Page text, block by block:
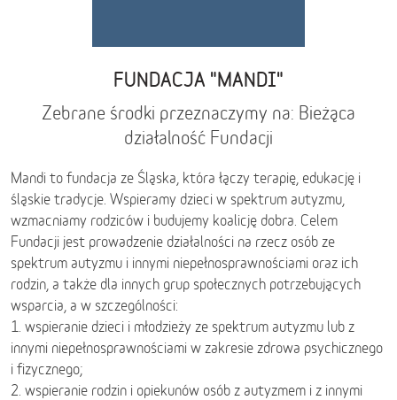
FUNDACJA "MANDI"
Zebrane środki przeznaczymy na: Bieżąca
działalność Fundacji
Mandi to fundacja ze Śląska, która łączy terapię, edukację i
śląskie tradycje. Wspieramy dzieci w spektrum autyzmu,
wzmacniamy rodziców i budujemy koalicję dobra. Celem
Fundacji jest prowadzenie działalności na rzecz osób ze
spektrum autyzmu i innymi niepełnosprawnościami oraz ich
rodzin, a także dla innych grup społecznych potrzebujących
wsparcia, a w szczególności:
1. wspieranie dzieci i młodzieży ze spektrum autyzmu lub z
innymi niepełnosprawnościami w zakresie zdrowa psychicznego
i fizycznego;
2. wspieranie rodzin i opiekunów osób z autyzmem i z innymi